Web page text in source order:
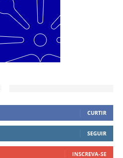
CURTIR
SEGUIR
INSCREVA-SE